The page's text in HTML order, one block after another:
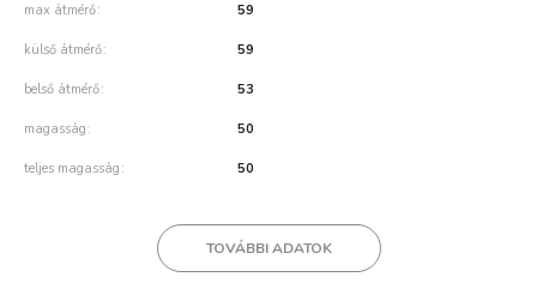
max átmérő 59
külső átmérő 59
belső átmérő 53
magasság 50
teljes magasság 50
TOVÁBBI ADATOK